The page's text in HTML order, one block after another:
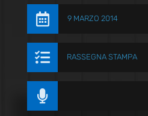
 9 MARZO 2014
 RASSEGNA STAMPA
